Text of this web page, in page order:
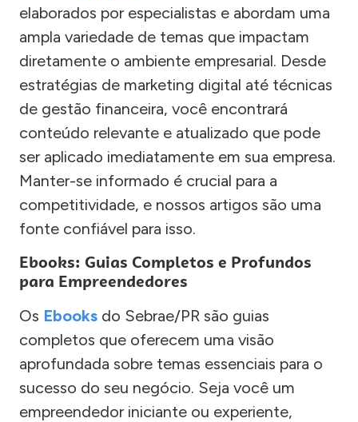
elaborados por especialistas e abordam uma
ampla variedade de temas que impactam
diretamente o ambiente empresarial. Desde
estratégias de marketing digital até técnicas
de gestão financeira, você encontrará
conteúdo relevante e atualizado que pode
ser aplicado imediatamente em sua empresa.
Manter-se informado é crucial para a
competitividade, e nossos artigos são uma
fonte confiável para isso.
Ebooks: Guias Completos e Profundos
para Empreendedores
Os Ebooks do Sebrae/PR são guias
completos que oferecem uma visão
aprofundada sobre temas essenciais para o
sucesso do seu negócio. Seja você um
empreendedor iniciante ou experiente,